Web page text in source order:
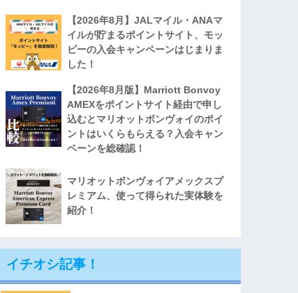
【2026年8月】JALマイル・ANAマ
イルが貯まるポイントサイト、モッ
ピーの入会キャンペーンはじまりま
した！
【2026年8月版】Marriott Bonvoy
AMEXをポイントサイト経由で申し
込むとマリオットボンヴォイのポイ
ントはいくらもらえる？入会キャン
ペーンを総確認！
マリオットボンヴォイアメックスプ
レミアム、使って得られた実体験を
紹介！
イチオシ記事！